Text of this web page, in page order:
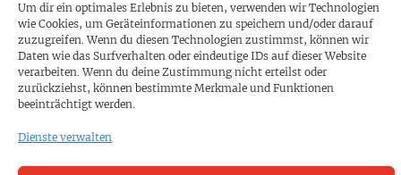
Um dir ein optimales Erlebnis zu bieten, verwenden wir Technologien
wie Cookies, um Geräteinformationen zu speichern und/oder darauf
zuzugreifen. Wenn du diesen Technologien zustimmst, können wir
Daten wie das Surfverhalten oder eindeutige IDs auf dieser Website
verarbeiten. Wenn du deine Zustimmung nicht erteilst oder
zurückziehst, können bestimmte Merkmale und Funktionen
beeinträchtigt werden.
Dienste verwalten
PROKOMPAKT
Impressum
SPENDEN
KONTAKT